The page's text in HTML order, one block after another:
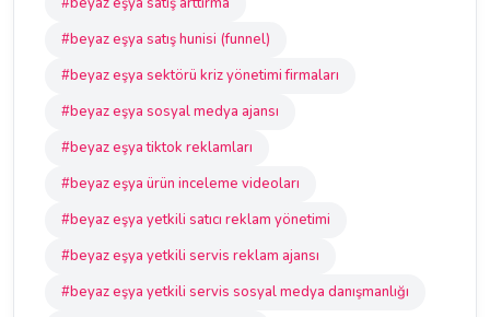
#beyaz eşya satış hunisi (funnel)
#beyaz eşya sektörü kriz yönetimi firmaları
#beyaz eşya sosyal medya ajansı
#beyaz eşya tiktok reklamları
#beyaz eşya ürün inceleme videoları
#beyaz eşya yetkili satıcı reklam yönetimi
#beyaz eşya yetkili servis reklam ajansı
#beyaz eşya yetkili servis sosyal medya danışmanlığı